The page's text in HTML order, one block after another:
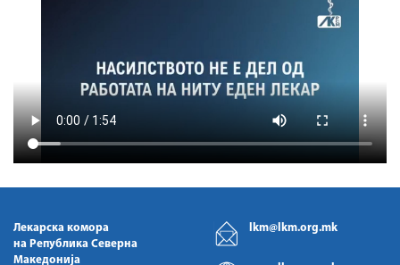
Лекарска комора
на Република Северна
Македонија
lkm@lkm.org.mk